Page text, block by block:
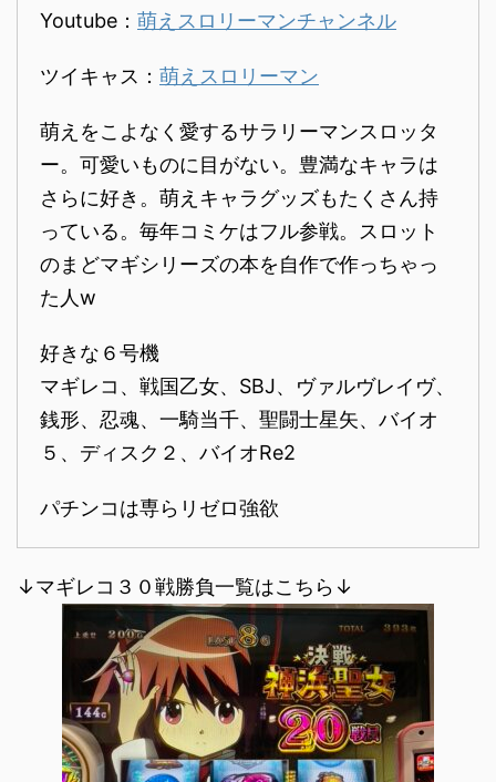
Youtube： 萌えスロリーマンチャンネル
ツイキャス： 萌えスロリーマン
萌えをこよなく愛するサラリーマンスロッタ
ー。可愛いものに目がない。豊満なキャラは
さらに好き。萌えキャラグッズもたくさん持
っている。毎年コミケはフル参戦。スロット
のまどマギシリーズの本を自作で作っちゃっ
た人w
好きな６号機
マギレコ、戦国乙女、SBJ、ヴァルヴレイヴ、
銭形、忍魂、一騎当千、聖闘士星矢、バイオ
５、ディスク２、バイオRe2
パチンコは専らリゼロ強欲
↓マギレコ３０戦勝負一覧はこちら↓